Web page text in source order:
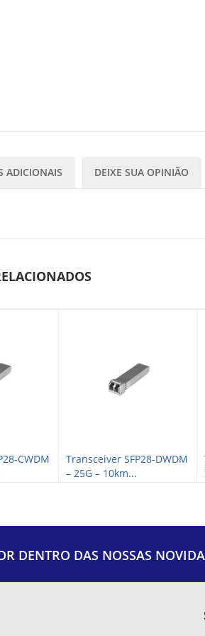
ADICIONAIS DEIXE SUA OPINIÃO
CWDM
Transceiver SFP28-DWDM
– 25G – 10km...
DENTRO DAS NOSSAS